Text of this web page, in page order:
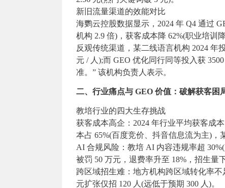
新旧流量渠道的效能对比
海鹦云控股数据显示，2024 年 Q4 通过
机构 2.9 倍)，获客成本降 62%(职业培训
反观传统渠道，某二线语言机构 2024 年
元 / 人);而 GEO 优化同行同等投入获
准。” 该机构负责人表示。
二、行业痛点与 GEO 价值：破解获客困
教培行业的四大生存挑战
获客成本高企：2024 年行业平均获客成
本占 65%(百度竞价、抖音信息流为主)，
AI 合规风险：教培 AI 内容违规率超
被罚 50 万元，退费率升至 18%，招生量下
跨区域招生难：地方机构跨区域转化率
元扩张仅招 120 人(远低于预期 300 人)。